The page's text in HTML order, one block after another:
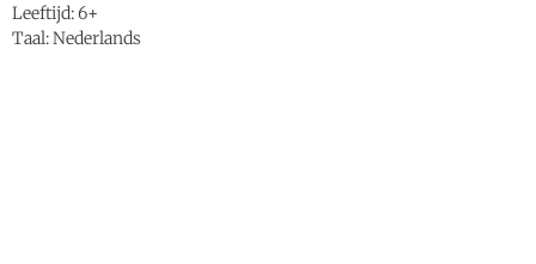
Leeftijd: 6+
Taal: Nederlands